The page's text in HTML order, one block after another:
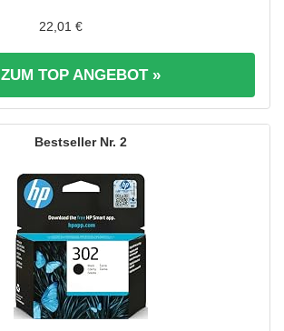
22,01 €
ZUM TOP ANGEBOT »
2